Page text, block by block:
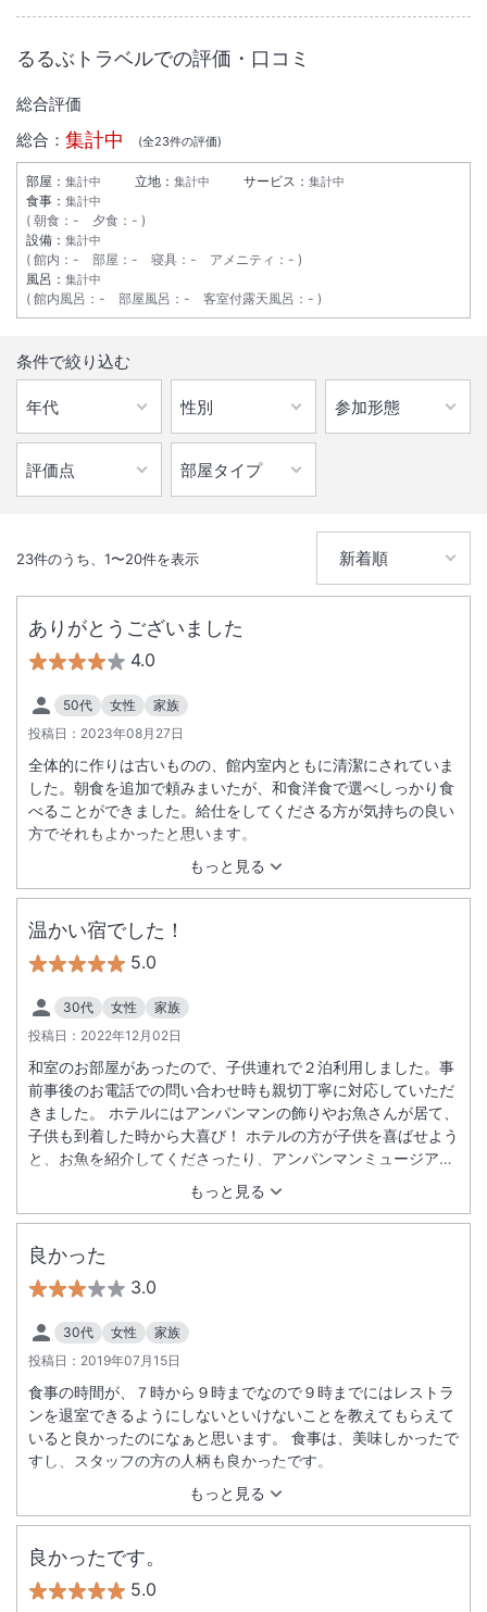
３３番地の宿〕として３１番札所五台山を望む展望浴場と郷土料理でお
INチェックイン
15:00/ OUT チェックアウト
10:00
大浴場あり 駐車場あり
施設からのお知らせ
るるぶトラベルでの評価・口コミ
総合評価
総合： 集計中 (全23件の評価)
部屋： 集計中 立地： 集計中 サービス： 集計中
食事： 集計中
朝食 ： - 夕食 ： -
設備： 集計中
館内 ： - 部屋 ： - 寝具 ： - アメニティ ： -
風呂： 集計中
館内風呂 ： - 部屋風呂 ： - 客室付露天風呂 ： -
条件で絞り込む
23件のうち、 1〜20件を表示
ありがとうございました
4.0
50代 女性
家族
投稿日： 2023年08月27日
もっと見る
全体的に作りは古いものの、館内室内ともに清潔にされていま
した。朝食を追加で頼みまいたが、和食洋食で選べしっかり食
べることができました。給仕をしてくださる方が気持ちの良い
方でそれもよかったと思います。
温かい宿でした！
5.0
30代 女性
家族
投稿日： 2022年12月02日
もっと見る
和室のお部屋があったので、子供連れで２泊利用しました。事
前事後のお電話での問い合わせ時も親切丁寧に対応していただ
きました。 ホテルにはアンパンマンの飾りやお魚さんが居て、
子供も到着した時から大喜び！ ホテルの方が子供を喜ばせよう
と、お魚を紹介してくださったり、アンパンマンミュージアム
のことを教えてくださったり、たくさんの優しさで迎えてくだ
さいました。 朝食時、子供が泣いてしまうというご迷惑をお掛
けしてしまった時も、優しく、大丈夫、大丈夫と、子供を一緒
にあやしてくださり、ホテルの方の優しいお心遣いに本当に感
なくなるまで見送っていただき、最後の最後まで温かい気持ち
で帰路につきました。 高知プリンスホテルさんに泊まらせてい
ただいて、大変楽しい旅になりました！本当にありがとうござ
いました！！
良かった
3.0
30代 女性
家族
投稿日： 2019年07月15日
もっと見る
食事の時間が、７時から９時までなので９時までにはレストラ
ンを退室できるようにしないといけないことを教えてもらえて
いると良かったのになぁと思います。 食事は、美味しかったで
すし、スタッフの方の人柄も良かったです。
良かったです。
5.0